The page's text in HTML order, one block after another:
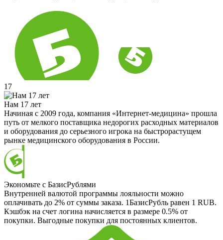
17
Нам 17 лет
Начиная с 2009 года, компания «Интернет-медицина» прошла
путь от мелкого поставщика недорогих расходных материалов
и оборудования до серьезного игрока на быстрорастущем
рынке медицинского оборудования в России.
Экономьте с БазисРублями
Внутренней валютой программы лояльности можно
оплачивать до 2% от суммы заказа. 1БазисРубль равен 1 RUB.
Кэшбэк на счет логина начисляется в размере 0.5% от
покупки. Выгодные покупки для постоянных клиентов.